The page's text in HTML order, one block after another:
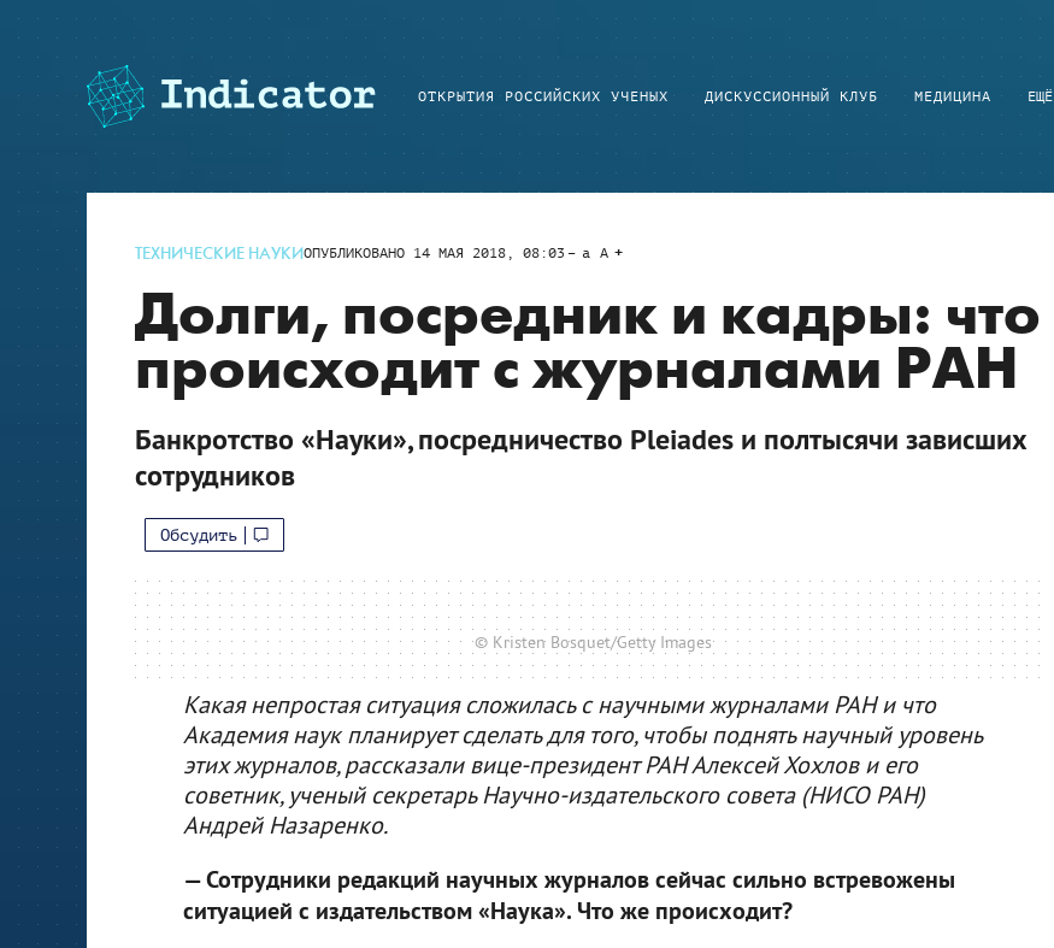
ЕЩЁ
ОТКРЫТИЯ РОССИЙСКИХ УЧЕНЫХ ДИСКУССИОННЫЙ КЛУБ МЕДИЦИНА
ТЕХНИЧЕСКИЕ НАУКИОПУБЛИКОВАНО 14 МАЯ 2018, 08:03 a A
Долги, посредник и кадры: что
происходит с журналами РАН
Банкротство «Науки», посредничество Pleiades и полтысячи зависших
сотрудников
Обсудить
© Kristen Bosquet/Getty Images
Какая непростая ситуация сложилась с научными журналами РАН и что
Академия наук планирует сделать для того, чтобы поднять научный уровень
этих журналов, рассказали вице-президент РАН Алексей Хохлов и его
советник, ученый секретарь Научно-издательского совета (НИСО РАН)
Андрей Назаренко.
— Сотрудники редакций научных журналов сейчас сильно встревожены
ситуацией с издательством «Наука». Что же происходит?